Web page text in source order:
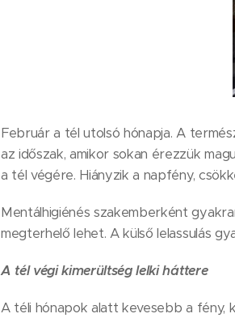
Február a tél utolsó hónapja. A
az időszak, amikor sokan érezzük
a tél végére. Hiányzik a napfény,
Mentálhigiénés szakemberként
megterhelő lehet. A külső lelassulás
A tél végi kimerültség lelki háttere
A téli hónapok alatt kevesebb a